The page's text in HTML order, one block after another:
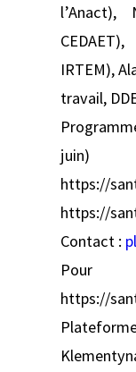
l’Anact),
IRTEM),
travail,
https://
https://
Contact :
https://